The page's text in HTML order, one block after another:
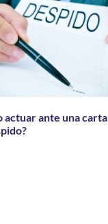
actuar ante una carta